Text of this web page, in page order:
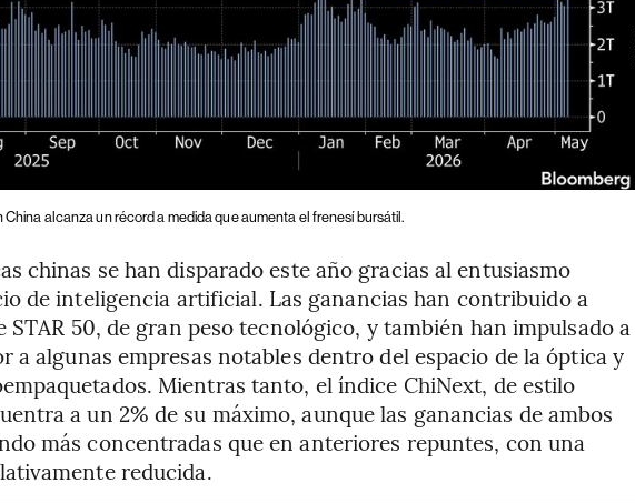
China alcanza un récord a medida que aumenta el frenesí bursátil.
chinas se han disparado este año gracias al entusiasmo
de inteligencia artificial. Las ganancias han contribuido a
50, de gran peso tecnológico, y también han impulsado a
a algunas empresas notables dentro del espacio de la óptica y
Mientras tanto, el índice ChiNext, de estilo
a un 2% de su máximo, aunque las ganancias de ambos
más concentradas que en anteriores repuntes, con una
reducida.